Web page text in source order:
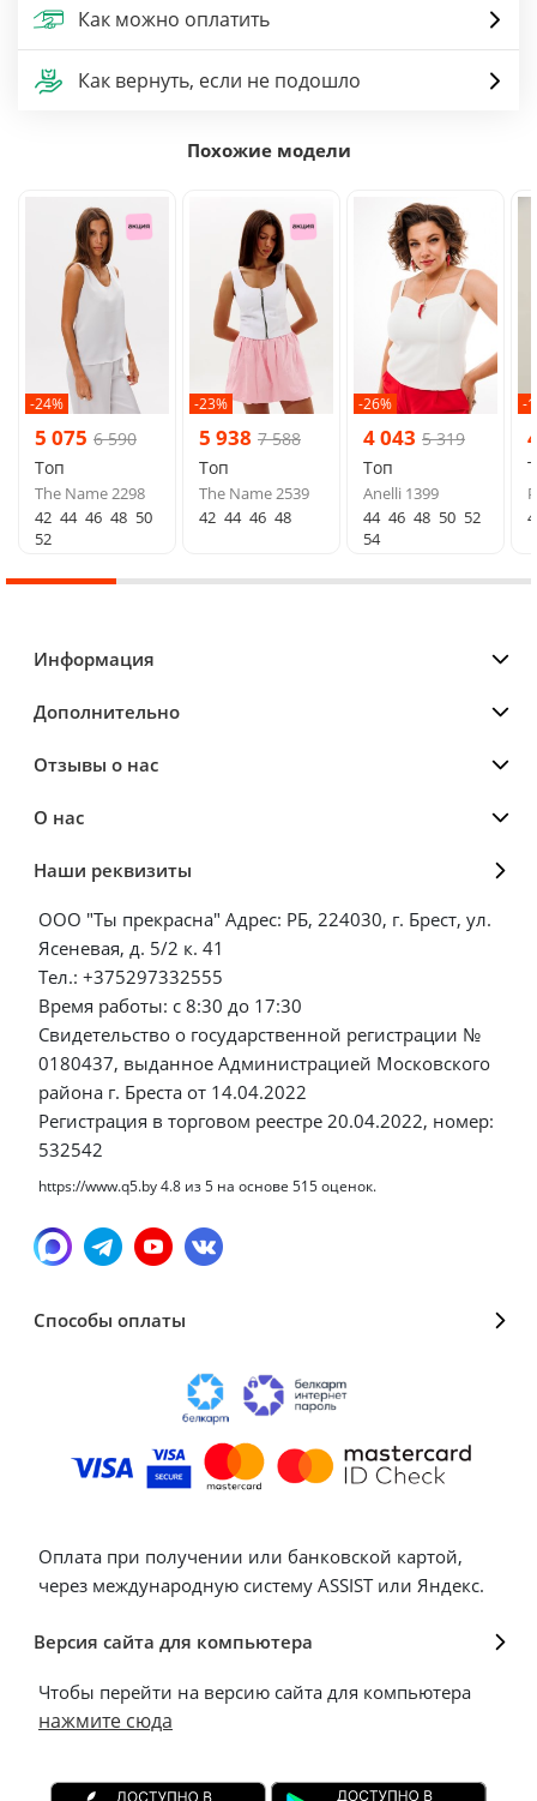
Как можно оплатить
Как вернуть, если не подошло
Похожие модели
-24%
5 075 6 590
Топ
The Name 2298
42 44 46 48 50
52
-23%
5 938 7 588
Топ
The Name 2539
42 44 46 48
-26%
4 043 5 319
Топ
Anelli 1399
44 46 48 50 52
54
-
Информация
Дополнительно
Отзывы о нас
О нас
Наши реквизиты
ООО "Ты прекрасна" Адрес: РБ, 224030, г. Брест, ул.
Ясеневая, д. 5/2 к. 41
Тел.: +375297332555
Время работы: с 8:30 до 17:30
Свидетельство о государственной регистрации №
0180437, выданное Администрацией Московского
района г. Бреста от 14.04.2022
Регистрация в торговом реестре 20.04.2022, номер:
532542
https://www.q5.by4.8 из5 на основе 515оценок.
Способы оплаты
Оплата при получении или банковской картой,
через международную систему ASSIST или Яндекс.
Версия сайта для компьютера
Чтобы перейти на версию сайта для компьютера
нажмите сюда